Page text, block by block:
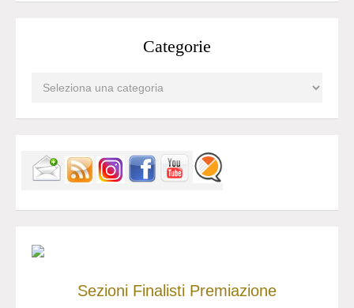
Categorie
Sezioni Finalisti Premiazione